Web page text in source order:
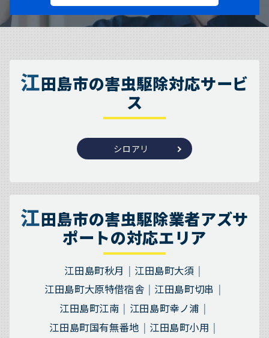
江田島市の害虫駆除対応サービ
ス
シロアリ
江田島市の害虫駆除業者アズサ
ポートの対応エリア
江田島町秋月
江田島町大須
江田島町大原特借宿舎
江田島町切串
江田島町江南
江田島町幸ノ浦
江田島町国有無番地
江田島町小用